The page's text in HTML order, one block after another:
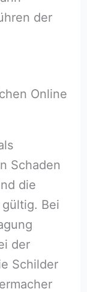
der
Online
Schaden
die
Bei
der
Schilder